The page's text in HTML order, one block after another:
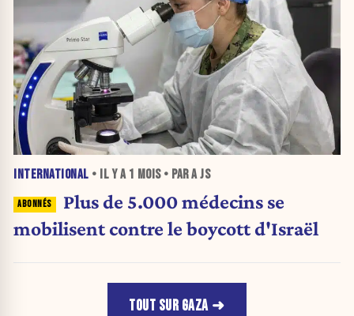
INTERNATIONAL • IL Y A 1 MOIS• PAR A JS
Plus de 5.000 médecins se
mobilisent contre le boycott d'Israël
TOUT SUR GAZA